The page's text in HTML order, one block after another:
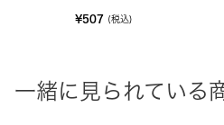
¥507 (税込)
一緒に見られている